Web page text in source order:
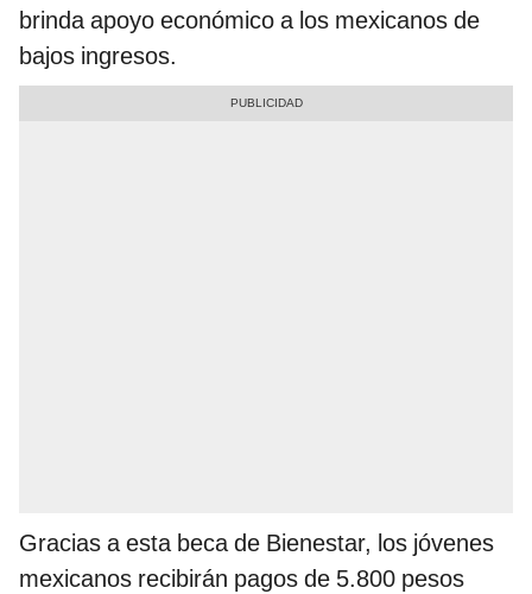
brinda apoyo económico a los mexicanos de
bajos ingresos.
Gracias a esta beca de Bienestar, los jóvenes
mexicanos recibirán pagos de 5.800 pesos